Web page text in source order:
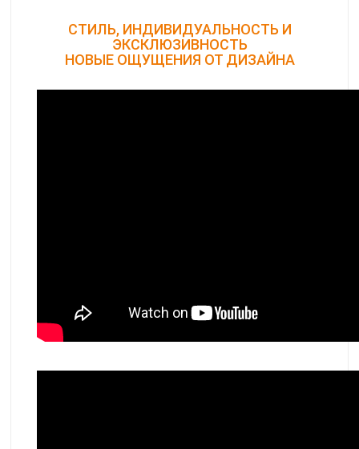
СТИЛЬ, ИНДИВИДУАЛЬНОСТЬ И
ЭКСКЛЮЗИВНОСТЬ
НОВЫЕ ОЩУЩЕНИЯ ОТ ДИЗАЙНА